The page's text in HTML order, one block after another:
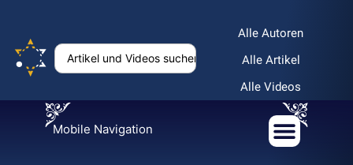
Alle Autoren
Alle Artikel
Alle Videos
Mobile Navigation